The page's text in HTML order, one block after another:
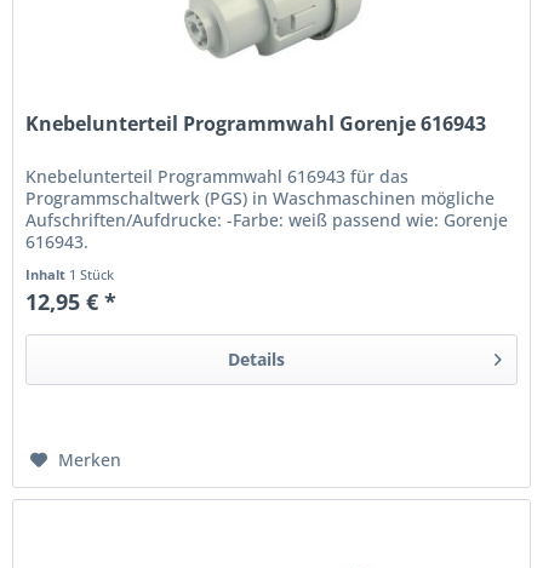
Knebelunterteil Programmwahl Gorenje 616943
Knebelunterteil Programmwahl 616943 für das
Programmschaltwerk (PGS) in Waschmaschinen mögliche
Aufschriften/Aufdrucke: -Farbe: weiß passend wie: Gorenje
616943.
Inhalt 1 Stück
12,95 € *
Details
Merken